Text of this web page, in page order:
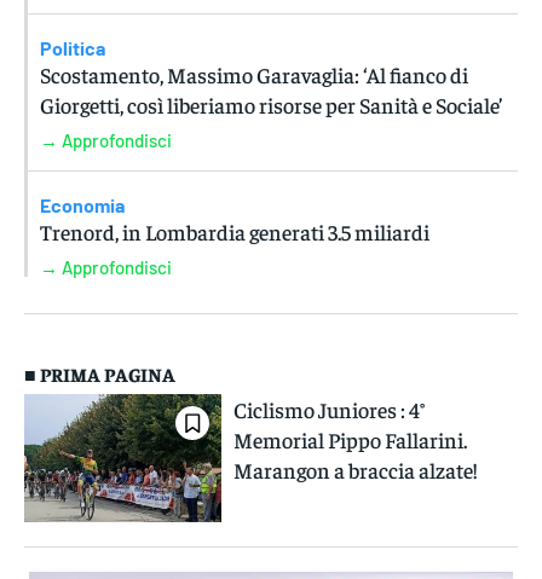
Politica
Scostamento, Massimo Garavaglia: ‘Al fianco di
Giorgetti, così liberiamo risorse per Sanità e Sociale’
→ Approfondisci
Economia
Trenord, in Lombardia generati 3.5 miliardi
→ Approfondisci
■ PRIMA PAGINA
Ciclismo Juniores : 4°
Memorial Pippo Fallarini.
Marangon a braccia alzate!